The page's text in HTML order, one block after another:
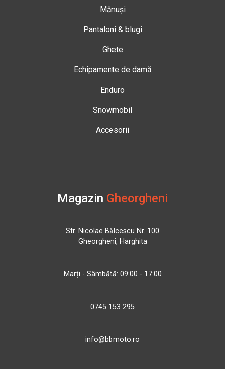
Mănuși
Pantaloni & blugi
Ghete
Echipamente de damă
Enduro
Snowmobil
Accesorii
Magazin Gheorgheni
Str. Nicolae Bălcescu Nr. 100
Gheorgheni, Harghita
Marți - Sâmbătă: 09:00 - 17:00
0745 153 295
info@bbmoto.ro